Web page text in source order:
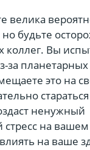
велика
будьте
коллег. Вы
за
это на
стараться
ненужный
на
на ваше